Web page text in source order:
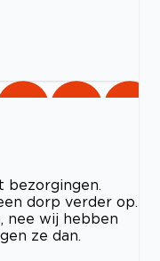
bezorgingen.
dorp verder op.
nee wij hebben
ze dan.